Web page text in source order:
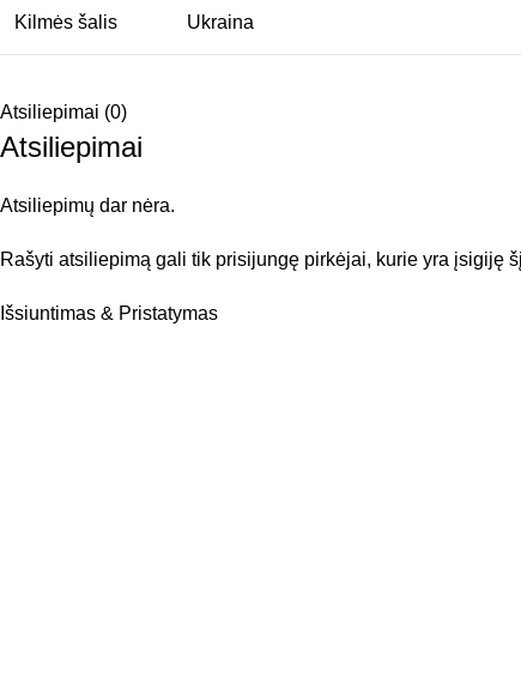
Kilmės šalis Ukraina
Atsiliepimai (0)
Atsiliepimai
Atsiliepimų dar nėra.
Rašyti atsiliepimą gali tik prisijungę pirkėjai, kurie yra įsigiję
Išsiuntimas & Pristatymas